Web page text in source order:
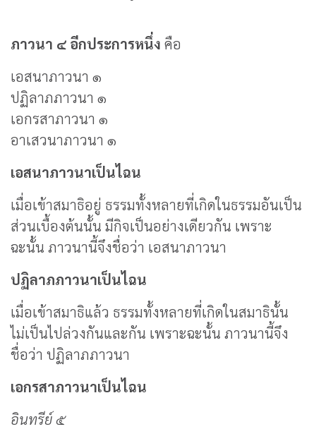
ภาวนา ๔ อีกประการหนึ่ง คือ
เอสนาภาวนา ๑
ปฏิลาภภาวนา ๑
เอกรสาภาวนา ๑
อาเสวนาภาวนา ๑
เอสนาภาวนาเป็นไฉน
เมื่อเข้าสมาธิอยู่ ธรรมทั้งหลายที่เกิดในธรรมอันเป็น
ส่วนเบื้องต้นนั้น มีกิจเป็นอย่างเดียวกัน เพราะ
ฉะนั้น ภาวนานี้จึงชื่อว่า เอสนาภาวนา
ปฏิลาภภาวนาเป็นไฉน
เมื่อเข้าสมาธิแล้ว ธรรมทั้งหลายที่เกิดในสมาธินั้น
ไม่เป็นไปล่วงกันและกัน เพราะฉะนั้น ภาวนานี้จึง
ชื่อว่า ปฏิลาภภาวนา
เอกรสาภาวนาเป็นไฉน
อินทรีย์ ๕